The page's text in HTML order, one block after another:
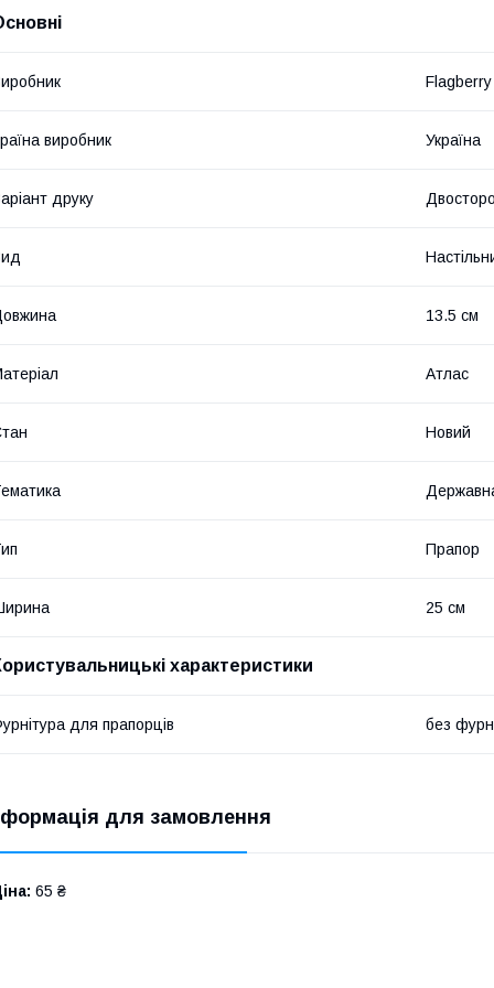
Flagberry
виробник Україна
друку
13.5 см
Атлас
Новий
Прапор
25 см
характеристики
для прапорців без
для замовлення
65 ₴